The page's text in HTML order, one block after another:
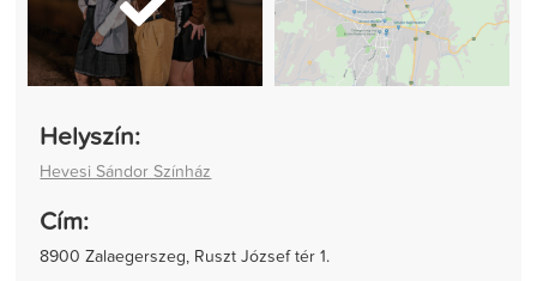
Helyszín:
Hevesi Sándor Színház
Cím:
8900 Zalaegerszeg, Ruszt József tér 1.